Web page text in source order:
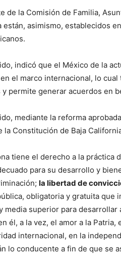
de la Comisión de Familia,
están, asimismo, establecidos
indicó que el México de la
el marco internacional, lo
permite generar acuerdos en
mediante la reforma
la Constitución de Baja
tiene el derecho a la práctica
para su desarrollo y
la libertad de
obligatoria y gratuita que
media superior para
él, a la vez, el amor a la
internacional, en la
lo conducente a fin de que se